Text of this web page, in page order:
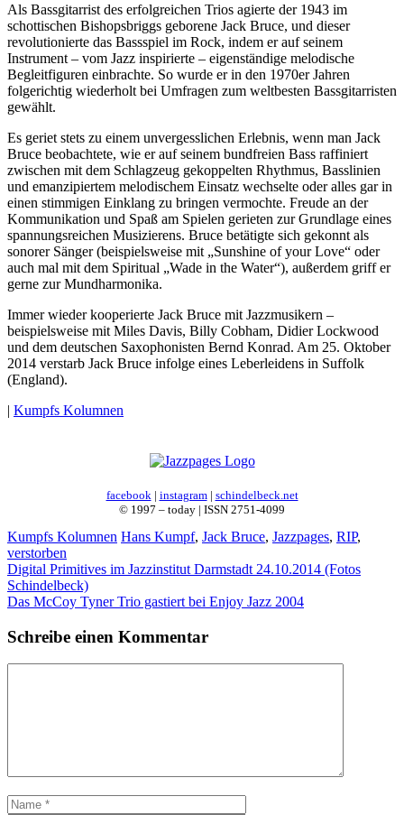
Als Bassgitarrist des erfolgreichen Trios agierte der 1943 im
schottischen Bishopsbriggs geborene Jack Bruce, und dieser
revolutionierte das Bassspiel im Rock, indem er auf seinem
Instrument – vom Jazz inspirierte – eigenständige melodische
Begleitfiguren einbrachte. So wurde er in den 1970er Jahren
folgerichtig wiederholt bei Umfragen zum weltbesten Bassgitarristen
gewählt.
Es geriet stets zu einem unvergesslichen Erlebnis, wenn man Jack
Bruce beobachtete, wie er auf seinem bundfreien Bass raffiniert
zwischen mit dem Schlagzeug gekoppelten Rhythmus, Basslinien
und emanzipiertem melodischem Einsatz wechselte oder alles gar in
einen stimmigen Einklang zu bringen vermochte. Freude an der
Kommunikation und Spaß am Spielen gerieten zur Grundlage eines
spannungsreichen Musizierens. Bruce betätigte sich gekonnt als
sonorer Sänger (beispielsweise mit „Sunshine of your Love“ oder
auch mal mit dem Spiritual „Wade in the Water“), außerdem griff er
gerne zur Mundharmonika.
Immer wieder kooperierte Jack Bruce mit Jazzmusikern –
beispielsweise mit Miles Davis, Billy Cobham, Didier Lockwood
und dem deutschen Saxophonisten Bernd Konrad. Am 25. Oktober
2014 verstarb Jack Bruce infolge eines Leberleidens in Suffolk
(England).
| Kumpfs Kolumnen
facebook | instagram| schindelbeck.net
© 1997 – today | ISSN 2751-4099
Kategorien
Kumpfs Kolumnen Schlagwörter
Hans Kumpf, Jack Bruce, Jazzpages, RIP,
verstorben
Digital Primitives im Jazzinstitut Darmstadt 24.10.2014 (Fotos
Schindelbeck)
Das McCoy Tyner Trio gastiert bei Enjoy Jazz 2004
Schreibe einen Kommentar
Name